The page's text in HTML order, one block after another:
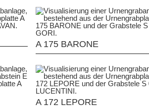
A 175 BARONE
A 172 LEPORE